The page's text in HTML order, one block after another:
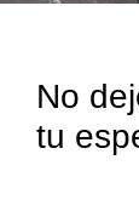
No
tu